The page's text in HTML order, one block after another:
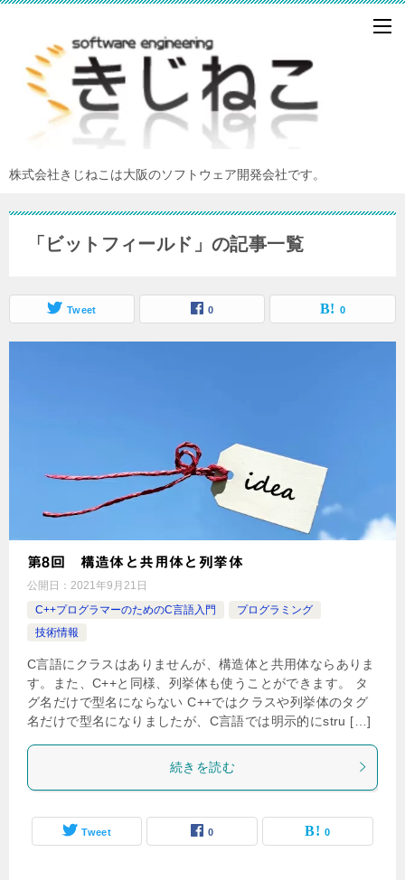
株式会社きじねこは大阪のソフトウェア開発会社です。
「ビットフィールド」の記事一覧
Tweet 0 0
第8回 構造体と共用体と列挙体
公開日： 2021年9月21日
C++プログラマーのためのC言語入門
プログラミング
技術情報
C言語にクラスはありませんが、構造体と共用体ならありま
す。また、C++と同様、列挙体も使うことができます。 タ
グ名だけで型名にならない C++ではクラスや列挙体のタグ
名だけで型名になりましたが、C言語では明示的にstru […]
続きを読む
Tweet 0 0